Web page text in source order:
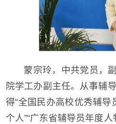
蒙宗玲，中共党员，
院学工办副主任。从事辅
得“全国民办高校优秀辅导
个人”“广东省辅导员年度